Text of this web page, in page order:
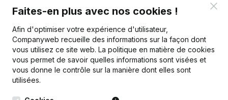
Faites-en plus avec nos cookies !
Afin d'optimiser votre expérience d'utilisateur,
Companyweb recueille des informations sur la façon dont
vous utilisez ce site web. La politique en matière de cookies
vous permet de savoir quelles informations sont visées et
vous donne le contrôle sur la manière dont elles sont
utilisées.
Français
Kantorenpark Everest
248D,
Monitoring
Recherche internationale